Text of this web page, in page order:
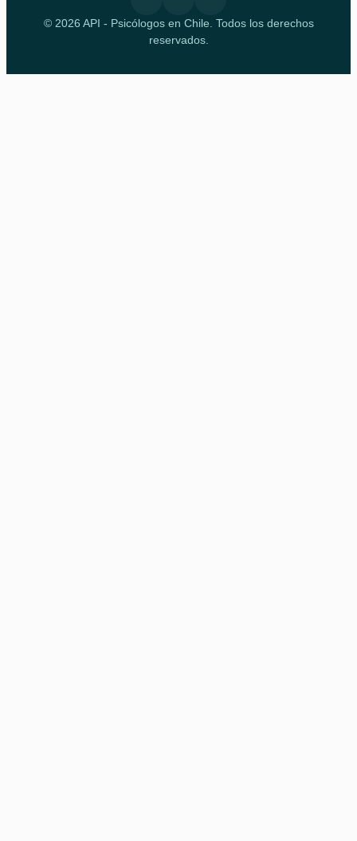
© 2026 API - Psicólogos en Chile. Todos los derechos
reservados.